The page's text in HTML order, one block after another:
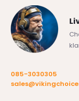
085-3030305